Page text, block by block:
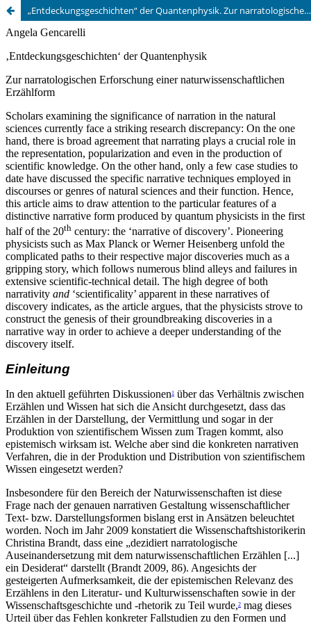
„Entdeckungsgeschichten“ der Quantenphysik. Zur narratologischen Erforschung einer naturwissenschaftlichen Erzählform